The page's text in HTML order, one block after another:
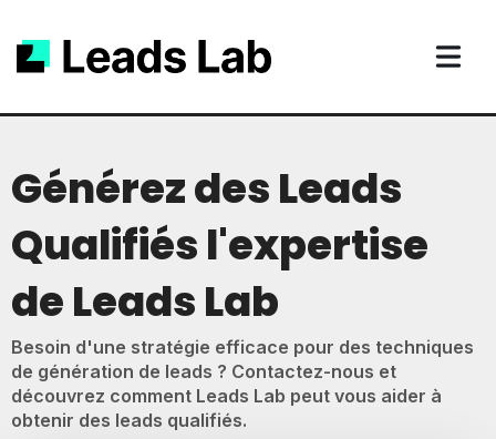
Générez des Leads
Qualifiés l'expertise
de Leads Lab
Besoin d'une stratégie efficace pour des techniques
de génération de leads ? Contactez-nous et
découvrez comment Leads Lab peut vous aider à
obtenir des leads qualifiés.